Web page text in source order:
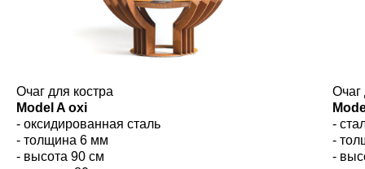
Очаг для костра
Model A oxi
- оксидированная сталь
- толщина 6 мм
- высота 90 см
Очаг
-
-
-